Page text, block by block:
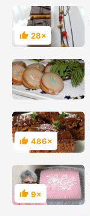
Hodnocení
28×
Hodnocení
486×
Hodnocení
9×